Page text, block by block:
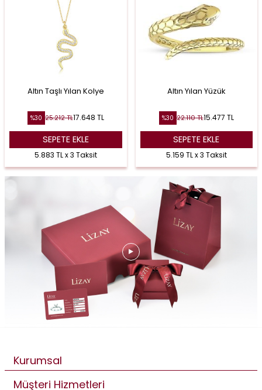
Altın Taşlı Yılan Kolye
%30 25.212TL17.648 TL
SEPETE EKLE
5.883 TL x 3 Taksit
Altın Yılan Yüzük
%30 22.110TL15.477 TL
SEPETE EKLE
5.159 TL x 3 Taksit
Kurumsal
Müşteri Hizmetleri